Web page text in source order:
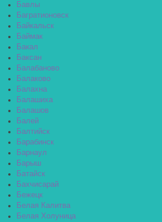
Бавлы
Багратионовск
Байкальск
Баймак
Бакал
Баксан
Балабаново
Балаково
Балахна
Балашиха
Балашов
Балей
Балтийск
Барабинск
Барнаул
Барыш
Батайск
Бахчисарай
Бежецк
Белая Калитва
Белая Холуница